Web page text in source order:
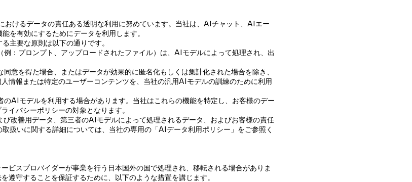
けるデータの責任ある透明な利用に努めています。当社は、AIチャット、AIエー
を有効にするためにデータを利用します。
主要な原則は以下の通りです。
：プロンプト、アップロードされたファイル）は、AIモデルによって処理され、出
意を得た場合、またはデータが効果的に匿名化もしくは集計化された場合を除き、
情報または特定のユーザーコンテンツを、当社の汎用AIモデルの訓練のために利用
AIモデルを利用する場合があります。当社はこれらの機能を特定し、お客様のデー
イバシーポリシーの対象となります。
改善用データ、第三者のAIモデルによって処理されるデータ、およびお客様の責任
扱いに関する詳細については、当社の専用の「AIデータ利用ポリシー」をご参照く
ビスプロバイダーが事業を行う日本国外の国で処理され、移転される場合がありま
遵守することを保証するために、以下のような措置を講じます。